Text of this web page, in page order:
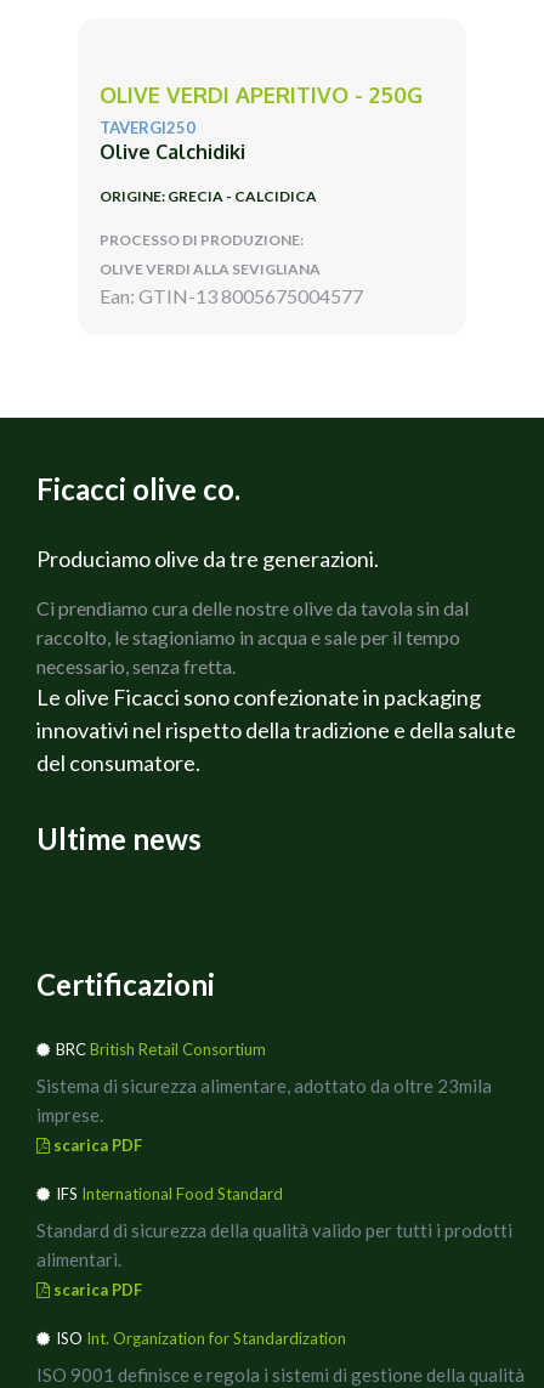
OLIVE VERDI APERITIVO - 250G
TAVERGI250
Olive Calchidiki
ORIGINE: GRECIA - CALCIDICA
PROCESSO DI PRODUZIONE:
OLIVE VERDI ALLA SEVIGLIANA
Ean: GTIN-13 8005675004577
Ficacci olive co.
Produciamo olive da tre generazioni.
Ci prendiamo cura delle nostre olive da tavola sin dal
raccolto, le stagioniamo in acqua e sale per il tempo
necessario, senza fretta.
Le olive Ficacci sono confezionate in packaging
innovativi nel rispetto della tradizione e della salute
del consumatore.
Ultime news
Certificazioni
BRCBritish Retail Consortium
Sistema di sicurezza alimentare, adottato da oltre 23mila
imprese.
scarica PDF
IFS International Food Standard
Standard di sicurezza della qualità valido per tutti i prodotti
alimentari.
scarica PDF
ISO Int. Organization for Standardization
ISO 9001 definisce e regola i sistemi di gestione della qualità